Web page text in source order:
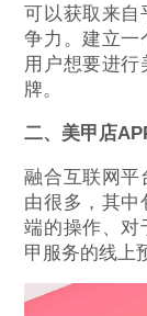
可以获取来自
争力。建立一
用户想要进行
牌。
二、美甲店
融合互联网平
由很多，其中
端的操作、对
甲服务的线上